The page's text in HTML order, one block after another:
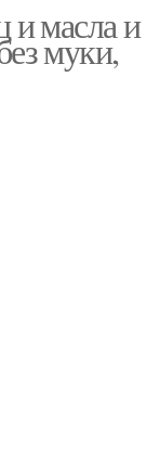
и масла и
муки,